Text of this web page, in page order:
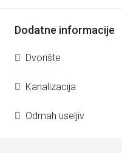
Dodatne informacije
Dvorište
Kanalizacija
Odmah useljiv